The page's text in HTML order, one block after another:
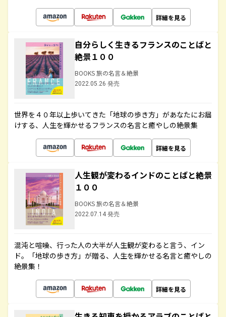
詳細を見る
自分らしく生きるフランスのことばと
絶景１００
BOOKS 旅の名言＆絶景
2022.05.26 発売
世界を４０年以上歩いてきた「地球の歩き方」があなたにお届
けする、人生を輝かせるフランスの名言と癒やしの絶景集
詳細を見る
人生観が変わるインドのことばと絶景
１００
BOOKS 旅の名言＆絶景
2022.07.14 発売
混沌と喧噪、行った人の大半が人生観が変わると言う、イン
ド。「地球の歩き方」が贈る、人生を輝かせる名言と癒やしの
絶景集！
詳細を見る